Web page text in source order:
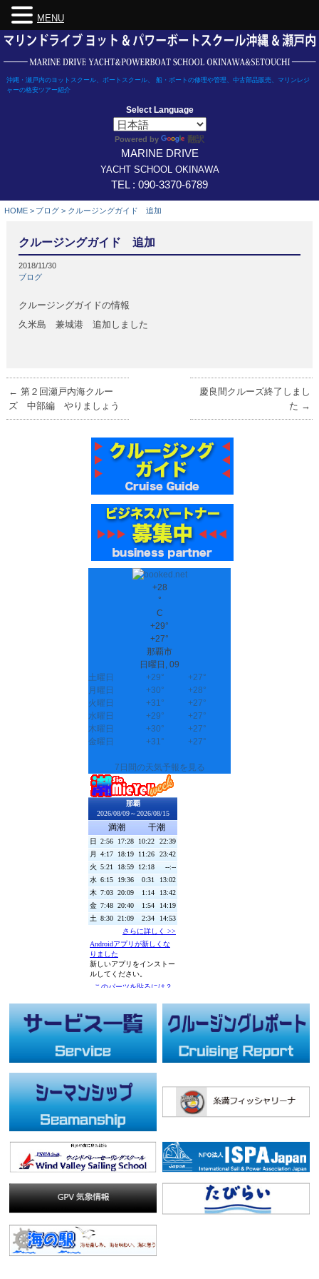
Skip
content
沖縄・瀬戸内のヨットスクール、ボートスクール、 船・ボートの修理や管理、中古部品販売、マリンレジ
ャーの格安ツアー紹介
Select Language
Powered by 翻訳
MARINE DRIVE
YACHT SCHOOL OKINAWA
TEL : 090-3370-6789
HOME > ブログ > クルージングガイド 追加
クルージングガイド 追加
2018/11/30
ブログ
クルージングガイドの情報
久米島 兼城港 追加しました
← 第２回瀬戸内海クルー
ズ 中部編 やりましょう
慶良間クルーズ終了しまし
た →
+28
°
C
+29°
+27°
那覇市
日曜日, 09
土曜日
+29° +27°
月曜日
+30° +28°
火曜日
+31° +27°
水曜日
+29° +27°
木曜日
+30° +27°
金曜日
+31° +27°
7日間の天気予報を見る
MENU